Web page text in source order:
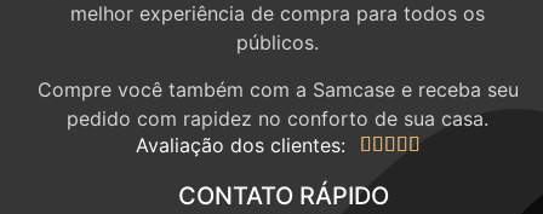
melhor experiência de compra para todos os
públicos.
Compre você também com a Samcase e receba seu
pedido com rapidez no conforto de sua casa.
Avaliação dos clientes:
    
CONTATO RÁPIDO